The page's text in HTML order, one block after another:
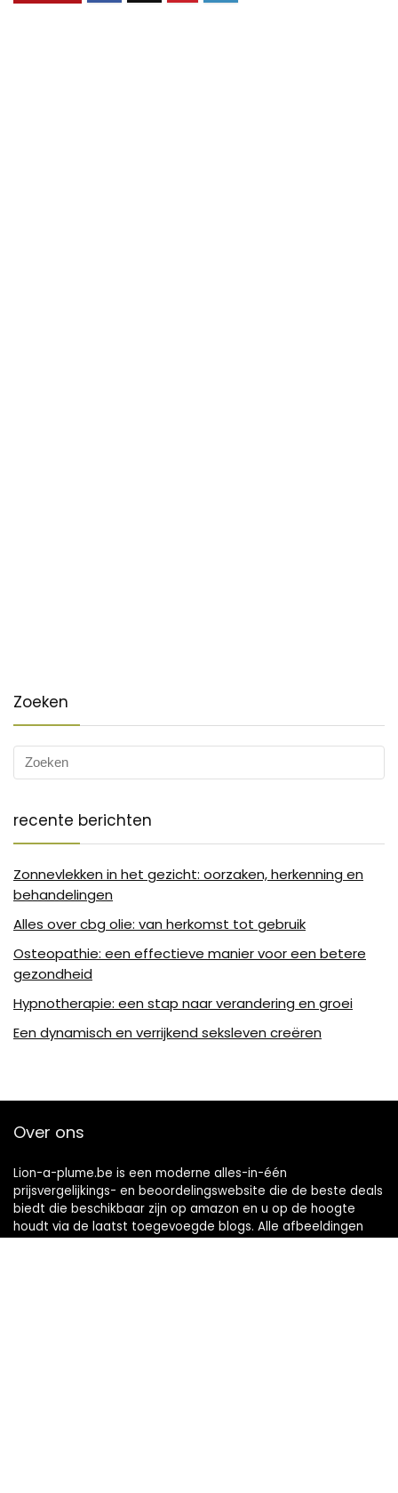
Zoeken
recente berichten
Zonnevlekken in het gezicht: oorzaken, herkenning en
behandelingen
Alles over cbg olie: van herkomst tot gebruik
Osteopathie: een effectieve manier voor een betere
gezondheid
Hypnotherapie: een stap naar verandering en groei
Een dynamisch en verrijkend seksleven creëren
Over ons
Lion-a-plume.be is een moderne alles-in-één
prijsvergelijkings- en beoordelingswebsite die de beste deals
biedt die beschikbaar zijn op amazon en u op de hoogte
houdt via de laatst toegevoegde blogs. Alle afbeeldingen